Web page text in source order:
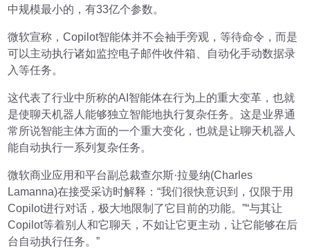
中规模最小的，有33亿个参数。
微软宣称，Copilot智能体并不会袖手旁观，等待命令，而是
可以主动执行诸如监控电子邮件收件箱、自动化手动数据录
入等任务。
这代表了行业中所称的AI智能体在行为上的重大变革，也就
是使聊天机器人能够独立智能地执行复杂任务。这是业界通
常所说智能主体方面的一个重大变化，也就是让聊天机器人
能自动执行一系列复杂任务。
微软商业应用和平台副总裁查尔斯·拉曼纳(Charles
Lamanna)在接受采访时解释：“我们很快意识到，仅限于用
Copilot进行对话，极大地限制了它目前的功能。”“与其让
Copilot等着别人和它聊天，不如让它更主动，让它能够在后
台自动执行任务。”